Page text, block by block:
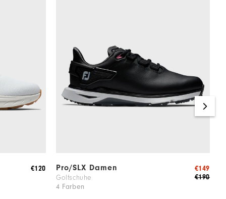
€120 Pro/SLX Damen
Golfschuhe
4 Farben
€190
€149